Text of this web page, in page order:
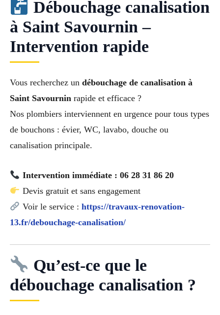
Débouchage canalisation
à Saint Savournin –
Intervention rapide
Vous recherchez un débouchage de canalisation à
Saint Savournin rapide et efficace ?
Nos plombiers interviennent en urgence pour tous types
de bouchons : évier, WC, lavabo, douche ou
canalisation principale.
Intervention immédiate : 06 28 31 86 20
Devis gratuit et sans engagement
Voir le service : https://travaux-renovation-
13.fr/debouchage-canalisation/
Qu’est-ce que le
débouchage canalisation ?